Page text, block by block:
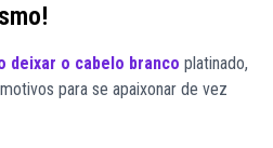
deixar o cabelo branco platinado,
para se apaixonar de vez